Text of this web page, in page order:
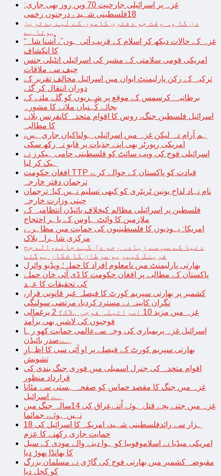
غزہ پر اسرائیلی جارحیت 70 ویں روز بھی جاری:
18فلسطینی شہید ، درجنوں زخمی
دن کا وہ وقت جو دفتری کاموں کے لیے بدترین
ہوتا ہے
“غزہ کے حالات دیکھ کر اسلام کے قریب آئی ہوں”، اُشنا شاہ
کا انکشاف
امریکی قومی سلامتی کے مشیر کی اسرائیلی انٹیلی جنس
چیف سے ملاقات
ترکیہ کے رکن پارلیمنٹ ایوان میں اسرائیل مخالف تقریر کے
دوران انتقال کر گئے
برطانیہ: کرسمس کے موقع پر شہریوں کو گلے ملنے کے
بجائے کُہنیاں ملانے کا مشورہ
اسرائیل فلسطین جنگ، روس کا اقوام متحدہ کانفرنس بلانے
کا مطالبہ
ہم آرام دہ لیکن غزہ میں اسرائیلی ہولناکیاں جاری ہیں،
امریکی رپورٹر بھی اپنے جذبات پر قابو نہ رکھ سکی
اسرائیلی فوج کی ویب سائٹ کو فلسطینی حامی ہیکرز نے
ہیک کر لیا
افغان حکومت TTP قیادت کو پاکستان کے حوالے کرے،
ترجمان دفتر خارجہ
نام نہاد لداخ یونین ٹریٹری کو کبھی تسلیم نہیں کیا: ترجمان
چینی وزارت خارجہ
فلسطین پر اسرائیلی مظالم کیخلاف بائیڈن انتظامیہ کے
ملازمین کا وائٹ ہاوس کے باہر احتجاج
امریکا: یہودیوں کا فلسطینیوں کی حمایت میں مظاہرہ،
مرکزی شاہراہ بلاک
دنیا کے سب سے زیادہ رحم دل کہے جانےوالے جج
فرینک کیپریو سرطان کا شکار ہوگئے
بھارتی پارلیمنٹ میں نامعلوم افراد کا حملہ؛ ویڈیو وائرل
پاکستان کے مطالبے پر افغان حکومت کا ڈی آئی خان حملے
کی تحقیقات کا عہد
کشمیر پر بھارتی سپریم کورٹ کا فیصلہ غیر قانونی قرار،
نگران کابینہ نے مسترد کردیا، مرتضی سولنگی
غزہ میں مزید 10 اسرائیلی فوجی ہلاک؛ 2 یرغمالی
فوجیوں کی لاشیں بھی برآمد
اسرائیل غزہ پربمباری کی وجہ سےعالمی حمایت کھو رہا
ہے،صدر بائیڈن
بھارتی سپریم کورٹ کے فیصلے پر او آئی سی کا اظہارِ
تشویش
اقوام متحدہ کی جنرل اسمبلی میں فوری جنگ بندی کی
قرارداد منظور
غزہ میں جنگ کا مقصد حماس کو صفحہ ہستی سے مٹانا
ہے، اسرائیل
غزہ میں جتنے بچے قتل ہوئے اُتنےعراق کی 14سالہ جنگ میں
نہیں ہوئے، جمائما
18 ہزار سے زائدفلسطینی شہید، امریکہ کا اسرائیل کی
حمایت جاری رکھنے کا عزم
امریکی میڈیا نے اسلاموفوبیا کو ہوا دینے والے مودی کے سیل
کا بھانڈا پھوڑ دیا
مقبوضہ کشمیر میں بھارتی فوج کی گاڑی نے مسلمان بزرگ
کو کچل دیا